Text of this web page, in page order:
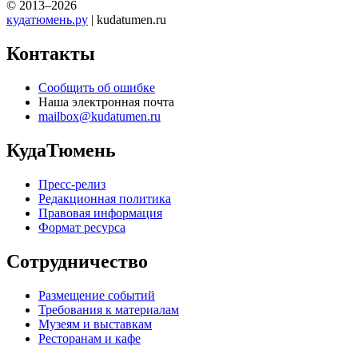
© 2013–2026
кудатюмень.ру | kudatumen.ru
Контакты
Сообщить об ошибке
Наша электронная почта
mailbox@kudatumen.ru
КудаТюмень
Пресс-релиз
Редакционная политика
Правовая информация
Формат ресурса
Сотрудничество
Размещение событий
Требования к материалам
Музеям и выставкам
Ресторанам и кафе